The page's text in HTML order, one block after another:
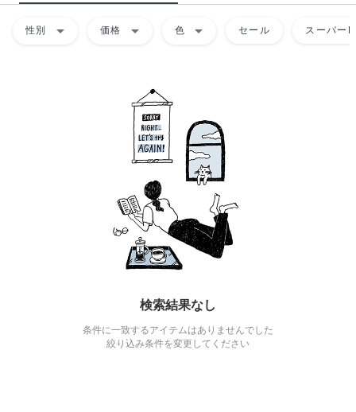
性別 arrow_drop_down 価格 arrow_drop_down 色 arrow_drop_down セール スーパー
検索結果なし
条件に一致するアイテムはありませんでした
絞り込み条件を変更してください